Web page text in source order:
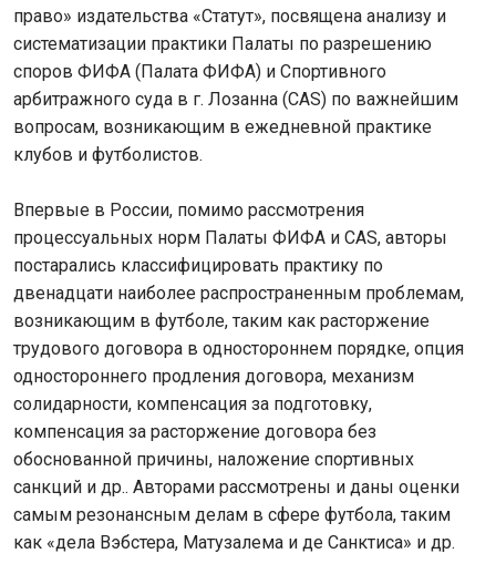
право» издательства «Статут», посвящена анализу и
систематизации практики Палаты по разрешению
споров ФИФА (Палата ФИФА) и Спортивного
арбитражного суда в г. Лозанна (CAS) по важнейшим
вопросам, возникающим в ежедневной практике
клубов и футболистов.
Впервые в России, помимо рассмотрения
процессуальных норм Палаты ФИФА и CAS, авторы
постарались классифицировать практику по
двенадцати наиболее распространенным проблемам,
возникающим в футболе, таким как расторжение
трудового договора в одностороннем порядке, опция
одностороннего продления договора, механизм
солидарности, компенсация за подготовку,
компенсация за расторжение договора без
обоснованной причины, наложение спортивных
санкций и др.. Авторами рассмотрены и даны оценки
самым резонансным делам в сфере футбола, таким
как «дела Вэбстера, Матузалема и де Санктиса» и др.